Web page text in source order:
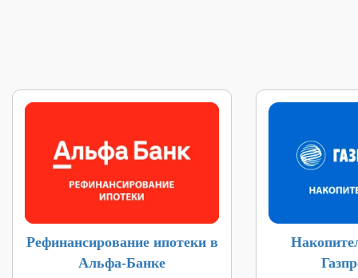
Рефинансирование ипотеки в
Альфа-Банке